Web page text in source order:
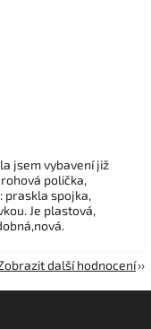
jsem vybavení již
polička,
praskla spojka,
Je plastová,
další hodnocení